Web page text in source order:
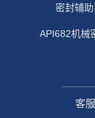
密封辅
API682机械
客